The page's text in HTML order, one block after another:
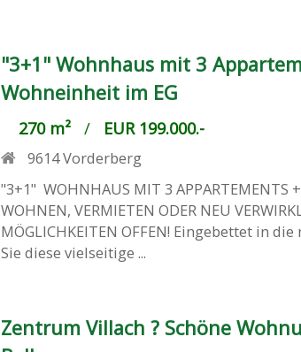
"3+1" Wohnhaus mit 3
Wohneinheit im EG
270 m²/ EUR 199.000.-
9614Vorderberg
"3+1" WOHNHAUS MIT 3 APPARTEMENTS
WOHNEN, VERMIETEN ODER NEU
MÖGLICHKEITEN OFFEN! Eingebettet in
Sie diese vielseitige ...
Zentrum Villach ? Schöne